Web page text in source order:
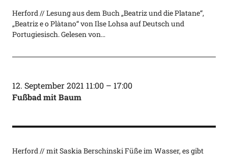
Herford // Lesung aus dem Buch „Beatriz und die Platane“,
„Beatriz e o Plàtano“ von Ilse Lohsa auf Deutsch und
Portugiesisch. Gelesen von…
12. September 2021 11:00– 17:00
Fußbad mit Baum
Herford // mit Saskia Berschinski Füße im Wasser, es gibt